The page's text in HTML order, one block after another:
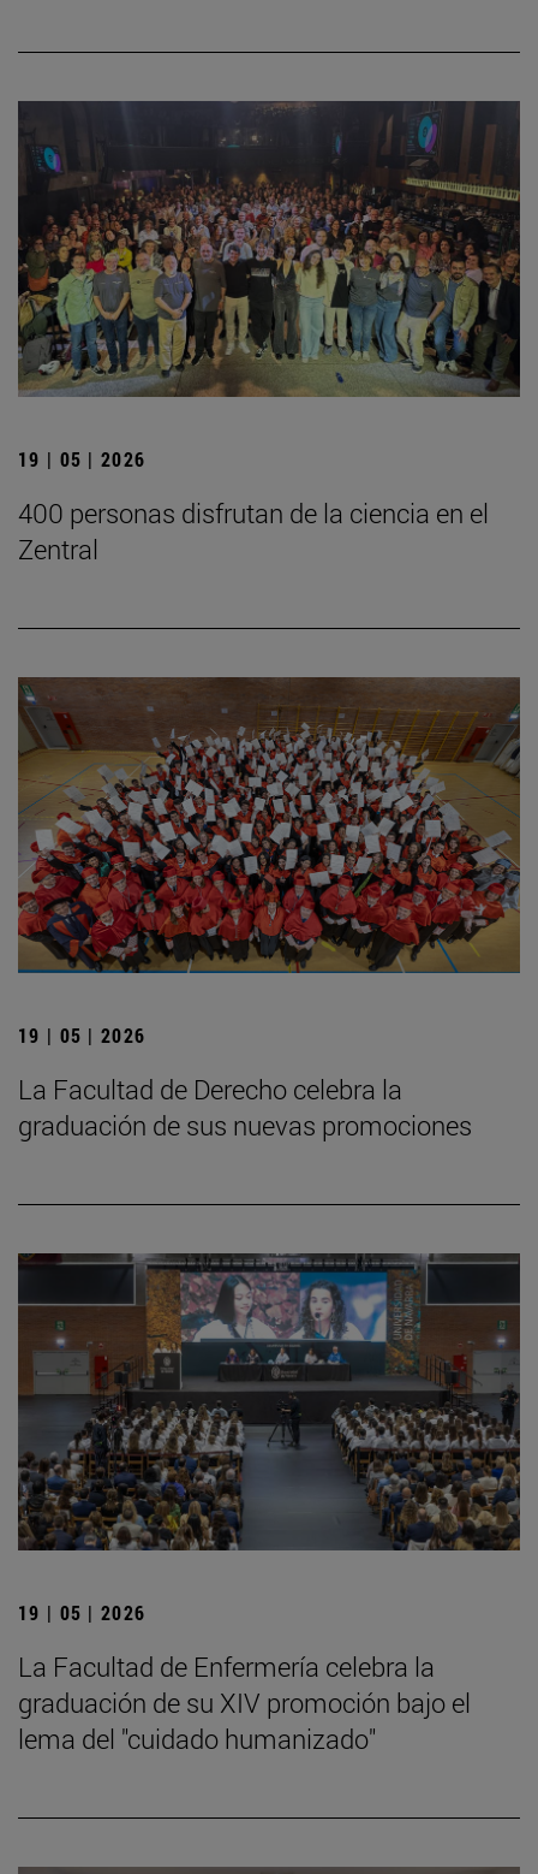
19 | 05 | 2026
400 personas disfrutan de la ciencia en el
Zentral
19 | 05 | 2026
La Facultad de Derecho celebra la
graduación de sus nuevas promociones
19 | 05 | 2026
La Facultad de Enfermería celebra la
graduación de su XIV promoción bajo el
lema del "cuidado humanizado"